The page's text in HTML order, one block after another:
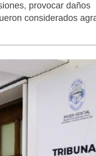
provocar daños
considerados
LAGARTIJA MAGALLÁNICA, EL
TIERRA DEL FUEGO